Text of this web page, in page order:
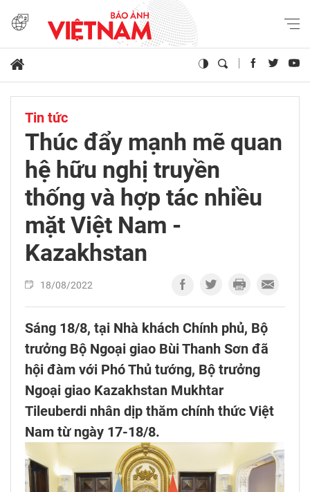
Tin tức
Thúc đẩy mạnh mẽ quan
hệ hữu nghị truyền
thống và hợp tác nhiều
mặt Việt Nam -
Kazakhstan
18/08/2022
Sáng 18/8, tại Nhà khách Chính phủ, Bộ
trưởng Bộ Ngoại giao Bùi Thanh Sơn đã
hội đàm với Phó Thủ tướng, Bộ trưởng
Ngoại giao Kazakhstan Mukhtar
Tileuberdi nhân dịp thăm chính thức Việt
Nam từ ngày 17-18/8.